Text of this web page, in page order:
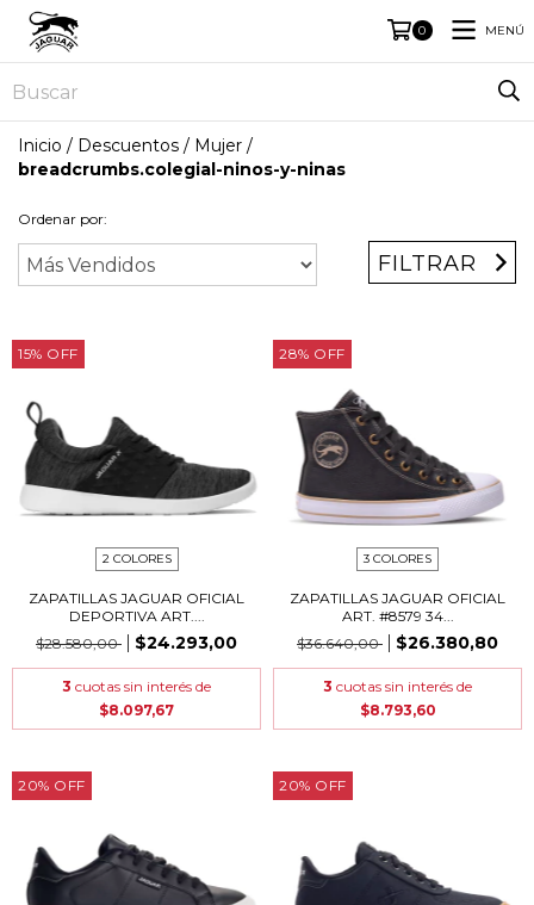
0 MENÚ
Inicio / Descuentos / Mujer /
breadcrumbs.colegial-ninos-y-ninas
Ordenar por:
FILTRAR
15% OFF
2 COLORES
ZAPATILLAS JAGUAR OFICIAL
DEPORTIVA ART....
$28.580,00
$24.293,00
3 cuotas sin interés de
$8.097,67
28% OFF
3 COLORES
ZAPATILLAS JAGUAR OFICIAL
ART. #8579 34...
$36.640,00
$26.380,80
3 cuotas sin interés de
$8.793,60
20% OFF 20% OFF